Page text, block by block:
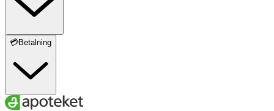
💳Betalning